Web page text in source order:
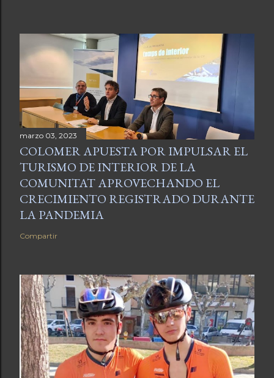
marzo 03, 2023
COLOMER APUESTA POR IMPULSAR EL
TURISMO DE INTERIOR DE LA
COMUNITAT APROVECHANDO EL
CRECIMIENTO REGISTRADO DURANTE
LA PANDEMIA
Compartir